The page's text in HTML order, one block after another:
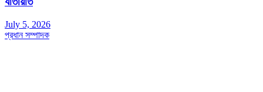
July 5, 2026
প্রধান সম্পাদক